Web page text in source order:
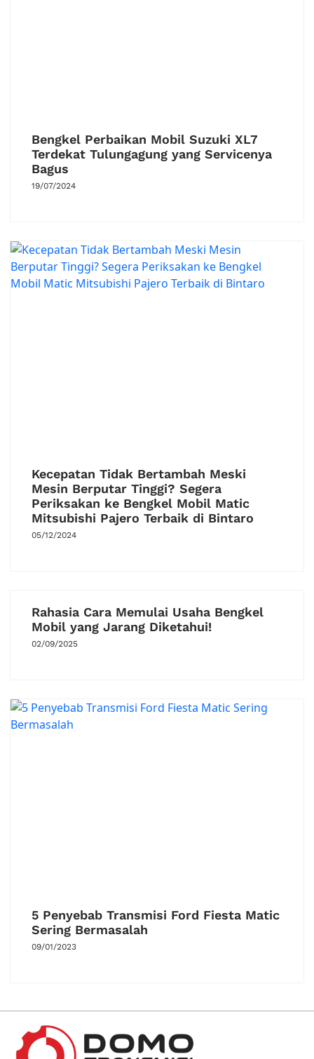
Bengkel Perbaikan Mobil Suzuki XL7
Terdekat Tulungagung yang Servicenya
Bagus
19/07/2024
Kecepatan Tidak Bertambah Meski
Mesin Berputar Tinggi? Segera
Periksakan ke Bengkel Mobil Matic
Mitsubishi Pajero Terbaik di Bintaro
05/12/2024
Rahasia Cara Memulai Usaha Bengkel
Mobil yang Jarang Diketahui!
02/09/2025
5 Penyebab Transmisi Ford Fiesta Matic
Sering Bermasalah
09/01/2023